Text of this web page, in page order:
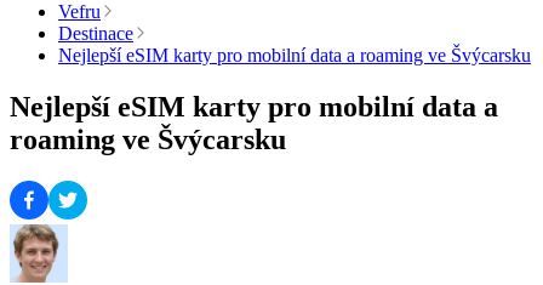
Vefru
Destinace
Nejlepší eSIM karty pro mobilní data a roaming ve Švýcarsku
Nejlepší eSIM karty pro mobilní data a
roaming ve Švýcarsku